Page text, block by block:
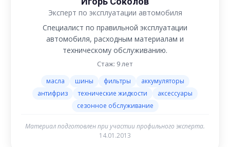
Эксперт по эксплуатации автомобиля
Специалист по правильной эксплуатации
автомобиля, расходным материалам и
техническому обслуживанию.
Стаж: 9 лет
масла шины фильтры
аккумуляторы
антифриз
технические жидкости
аксессуары
сезонное обслуживание
Материал подготовлен при участии профильного эксперта.
14.01.2013